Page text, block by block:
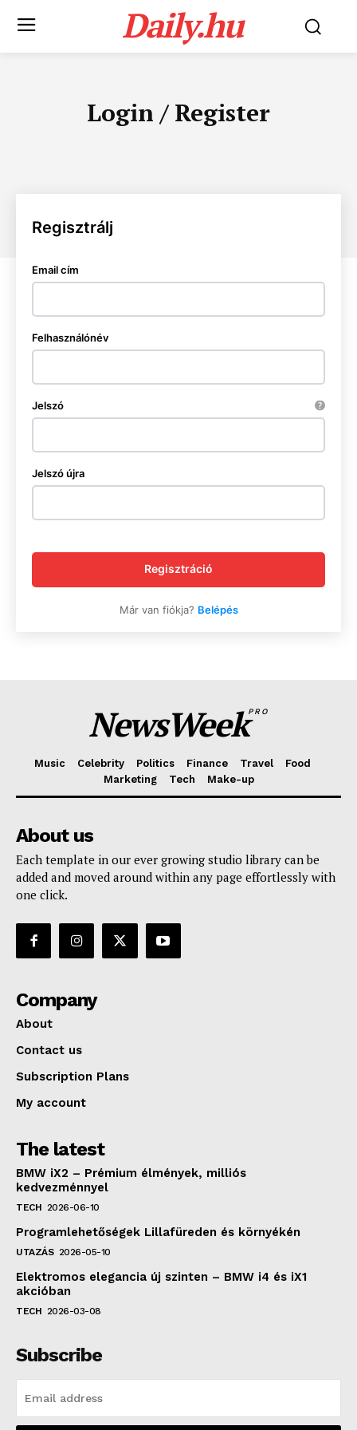
News Week
Magazine PRO
Company
About
Contact us
My account
Daily.hu
Login / Register
Regisztrálj
Email cím
Felhasználónév
Jelszó
Jelszó újra
Regisztráció
Már van fiókja? Belépés
NewsWeekPRO
Music Celebrity Politics Finance Travel
Food
Marketing
Tech Make-up
About us
Each template in our ever growing studio library can be
added and moved around within any page effortlessly with
one click.
Company
About
Contact us
Subscription Plans
My account
The latest
BMW iX2 – Prémium élmények, milliós
kedvezménnyel
TECH 2026-06-10
Programlehetőségek Lillafüreden és környékén
UTAZÁS 2026-05-10
Elektromos elegancia új szinten – BMW i4 és iX1
akcióban
TECH 2026-03-08
Subscribe